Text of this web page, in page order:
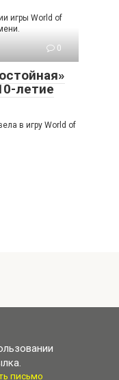
игры World of
0
летие
в игру World of
письмо